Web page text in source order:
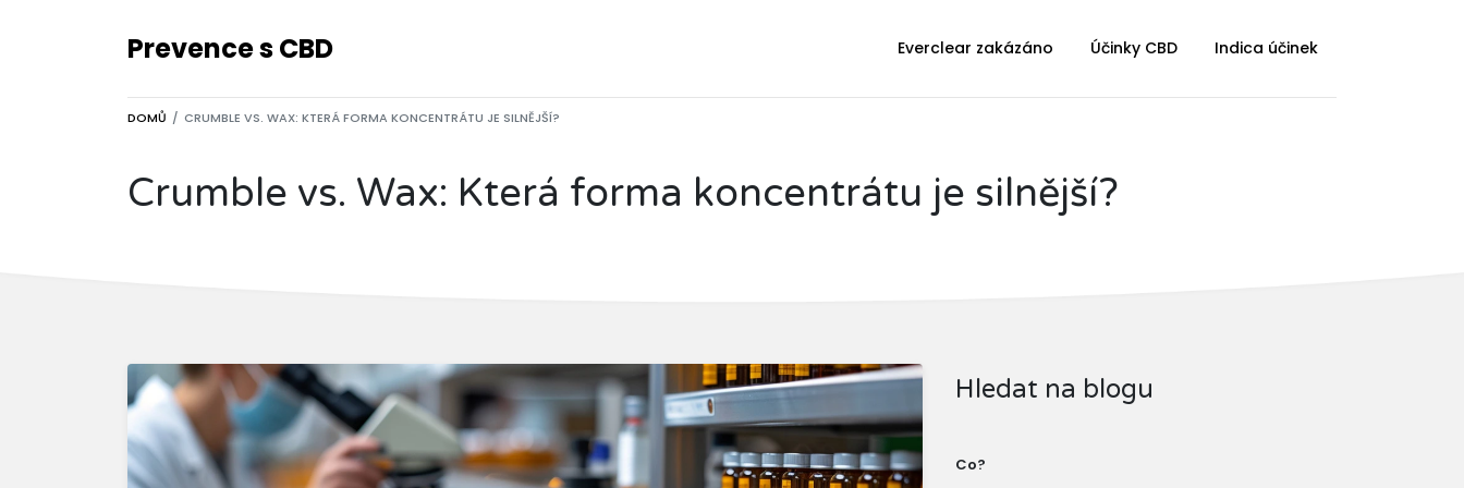
Prevence s CBD Everclear zakázáno Účinky CBD Indica účinek
DOMŮ CRUMBLE VS. WAX: KTERÁ FORMA KONCENTRÁTU JE SILNĚJŠÍ?
Crumble vs. Wax: Která forma koncentrátu je silnější?
Hledat na blogu
Co?